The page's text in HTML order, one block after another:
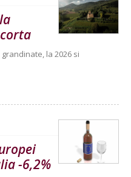
la 2026 si
-6,2%